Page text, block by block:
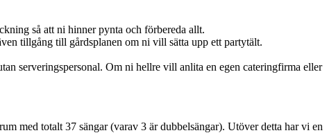
så att ni hinner pynta och förbereda allt.
tillgång till gårdsplanen om ni vill sätta upp ett partytält.
serveringspersonal. Om ni hellre vill anlita en egen cateringfirma eller
med totalt 37 sängar (varav 3 är dubbelsängar). Utöver detta har vi en